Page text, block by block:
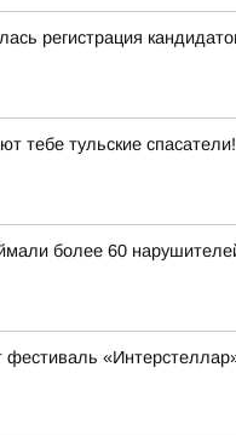
регистрация
тебе тульские спасатели!
более 60
фестиваль